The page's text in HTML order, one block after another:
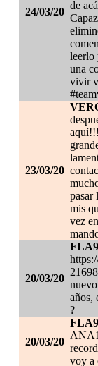
24/03/20
de
leerlo
una
vivir
23/03/20
pasar
mis
vez
20/03/20
años,
?
20/03/20
voy a